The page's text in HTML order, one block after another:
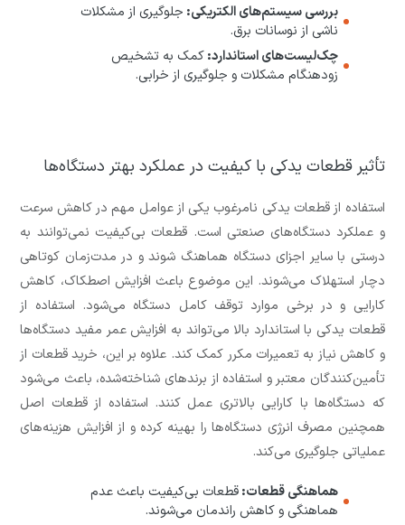
بررسی سیستم‌های الکتریکی: جلوگیری از مشکلات
ناشی از نوسانات برق.
چک‌لیست‌های استاندارد:کمک به تشخیص
زودهنگام مشکلات و جلوگیری از خرابی.
تأثیر قطعات یدکی با کیفیت در عملکرد بهتر دستگاه‌ها
استفاده از قطعات یدکی نامرغوب یکی از عوامل مهم در کاهش سرعت
و عملکرد دستگاه‌های صنعتی است. قطعات بی‌کیفیت نمی‌توانند به
درستی با سایر اجزای دستگاه هماهنگ شوند و در مدت‌زمان کوتاهی
دچار استهلاک می‌شوند. این موضوع باعث افزایش اصطکاک، کاهش
کارایی و در برخی موارد توقف کامل دستگاه می‌شود. استفاده از
قطعات یدکی با استاندارد بالا می‌تواند به افزایش عمر مفید دستگاه‌ها
و کاهش نیاز به تعمیرات مکرر کمک کند. علاوه بر این، خرید قطعات از
تأمین‌کنندگان معتبر و استفاده از برندهای شناخته‌شده، باعث می‌شود
که دستگاه‌ها با کارایی بالاتری عمل کنند. استفاده از قطعات اصل
همچنین مصرف انرژی دستگاه‌ها را بهینه کرده و از افزایش هزینه‌های
عملیاتی جلوگیری می‌کند.
هماهنگی قطعات:قطعات بی‌کیفیت باعث عدم
هماهنگی و کاهش راندمان می‌شوند.